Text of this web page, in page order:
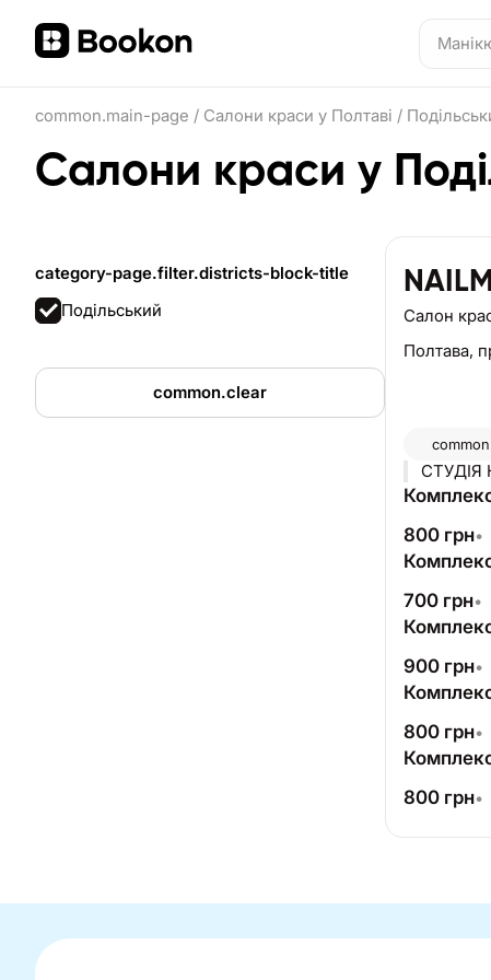
common.main-page / Салони краси у Полтаві /
Салони краси у
category-page.filter.districts-block-title
Подільський
common.clear
Салон
Полтава,
СТУДІЯ
800 грн•
700 грн•
900 грн•
800 грн•
800 грн•